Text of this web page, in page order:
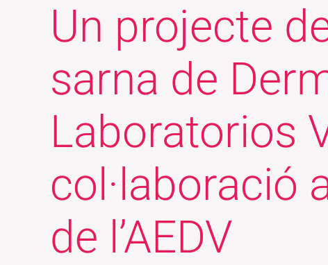
Un projecte
sarna de
Laboratorios
col·laboració
de l’AEDV